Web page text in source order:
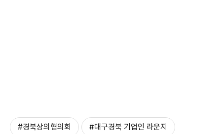
#경북상의협의회 #대구경북 기업인 라운지